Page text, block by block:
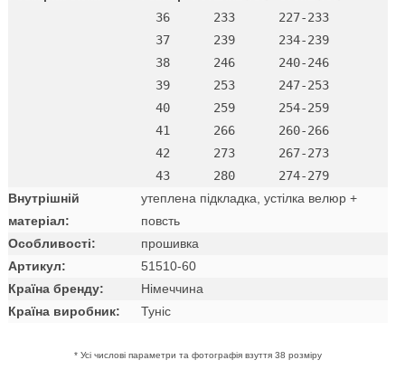
  36      233      227-233
  37      239      234-239
  38      246      240-246
  39      253      247-253
  40      259      254-259
  41      266      260-266
  42      273      267-273
Внутрішній
матеріал:
утеплена підкладка, устілка велюр +
повсть
Особливості:
прошивка
Артикул:
51510-60
Країна бренду:
Німеччина
Країна виробник:
Туніс
* Усі числові параметри та фотографія взуття 38 розміру